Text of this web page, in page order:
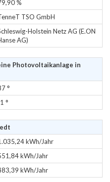
%
TSO GmbH
Holstein Netz AG (E.ON
AG)
Photovoltaikanlage in
°
°
kWh/Jahr
kWh/Jahr
kWh/Jahr